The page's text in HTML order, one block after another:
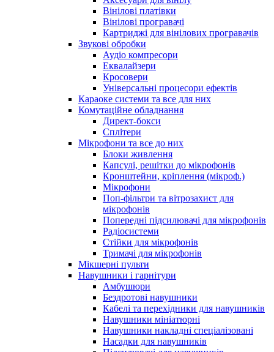
Вінілові платівки
Вінілові програвачі
Картриджі для вінілових програвачів
Звукові обробки
Аудіо компресори
Еквалайзери
Кросовери
Універсальні процесори ефектів
Караоке системи та все для них
Комутаційне обладнання
Директ-бокси
Сплітери
Мікрофони та все до них
Блоки живлення
Капсулі, решітки до мікрофонів
Кронштейни, кріплення (мікроф.)
Мікрофони
Поп-фільтри та вітрозахист для
мікрофонів
Попередні підсилювачі для мікрофонів
Радіосистеми
Стійки для мікрофонів
Тримачі для мікрофонів
Мікшерні пульти
Навушники і гарнітури
Амбушюри
Бездротові навушники
Кабелі та перехідники для навушників
Навушники мініатюрні
Навушники накладні спеціалізовані
Насадки для навушників